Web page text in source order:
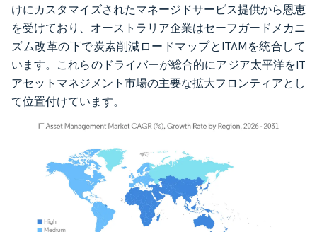
けにカスタマイズされたマネージドサービス提供から恩恵
を受けており、オーストラリア企業はセーフガードメカニ
ズム改革の下で炭素削減ロードマップとITAMを統合して
います。これらのドライバーが総合的にアジア太平洋をIT
アセットマネジメント市場の主要な拡大フロンティアとし
て位置付けています。